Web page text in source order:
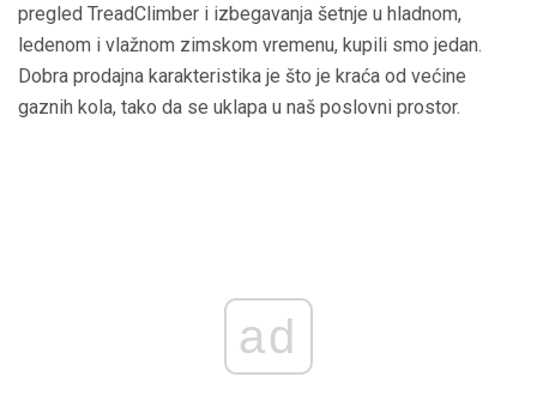
pregled TreadClimber i izbegavanja šetnje u hladnom,
ledenom i vlažnom zimskom vremenu, kupili smo jedan.
Dobra prodajna karakteristika je što je kraća od većine
gaznih kola, tako da se uklapa u naš poslovni prostor.
ad